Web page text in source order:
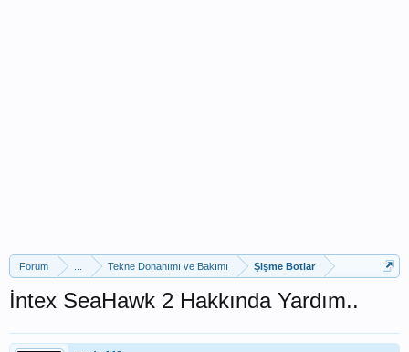
Forum Tekne Donanımı ve Bakımı Şişme Botlar
İntex SeaHawk 2 Hakkında Yardım..